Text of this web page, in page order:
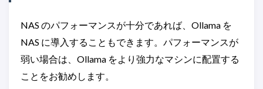
NAS のパフォーマンスが十分であれば、Ollama を
NAS に導入することもできます。パフォーマンスが
弱い場合は、Ollama をより強力なマシンに配置する
ことをお勧めします。